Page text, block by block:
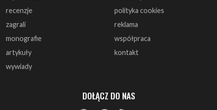
artykuły
wywiady
kontakt
DOŁĄCZ DO NAS